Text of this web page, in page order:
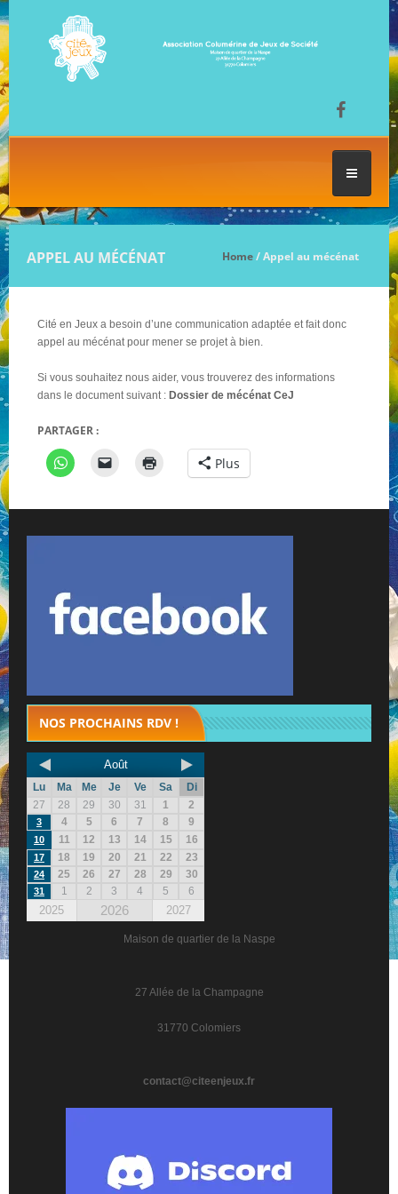
LES SÉANCES DE JEU
FESTIVAL DU JEU
NOS JEUX
NOS PARTENAIRES
APPEL AU MÉCÉNAT Home/ Appel au mécénat
Cité en Jeux a besoin d’une communication adaptée et fait donc
appel au mécénat pour mener se projet à bien.
Si vous souhaitez nous aider, vous trouverez des informations
dans le document suivant : Dossier de mécénat CeJ
PARTAGER :
Plus
NOS PROCHAINS RDV !
Août
Lu Ma Me Je Ve Sa
Di
27
28 29 30 31 1 2
3 4 5 6 7 8 9
10 11 12 13 14 15 16
17 18 19 20 21 22 23
24 25 26 27 28 29 30
31 1 2 3 4 5 6
2025 2026 2027
Maison de quartier de la Naspe
27 Allée de la Champagne
31770 Colomiers
contact@citeenjeux.fr